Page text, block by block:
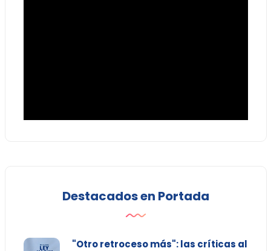
Destacados en Portada
"Otro retroceso más": las críticas al